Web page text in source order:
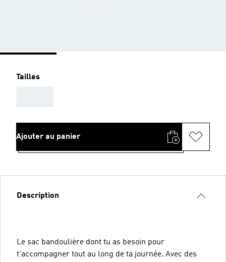
Tailles
Ajouter au panier
Description
Le sac bandoulière dont tu as besoin pour
t'accompagner tout au long de ta journée. Avec des